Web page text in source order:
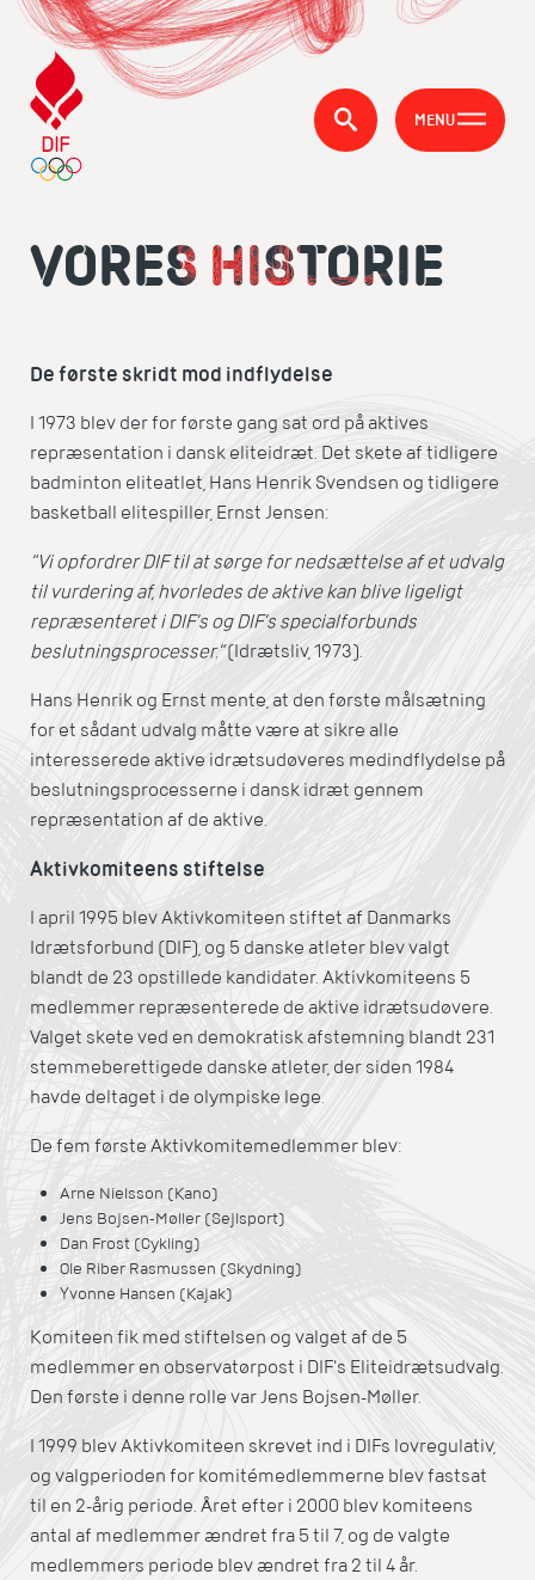
MENU
VORES HISTORIE
De første skridt mod indflydelse
I 1973 blev der for første gang sat ord på aktives
repræsentation i dansk eliteidræt. Det skete af tidligere
badminton eliteatlet, Hans Henrik Svendsen og tidligere
basketball elitespiller, Ernst Jensen:
”Vi opfordrer DIF til at sørge for nedsættelse af et udvalg
til vurdering af, hvorledes de aktive kan blive ligeligt
repræsenteret i DIF’s og DIF’s specialforbunds
beslutningsprocesser.”(Idrætsliv, 1973).
Hans Henrik og Ernst mente, at den første målsætning
for et sådant udvalg måtte være at sikre alle
interesserede aktive idrætsudøveres medindflydelse på
beslutningsprocesserne i dansk idræt gennem
repræsentation af de aktive.
Aktivkomiteens stiftelse
I april 1995 blev Aktivkomiteen stiftet af Danmarks
Idrætsforbund (DIF), og 5 danske atleter blev valgt
blandt de 23 opstillede kandidater. Aktivkomiteens 5
medlemmer repræsenterede de aktive idrætsudøvere.
Valget skete ved en demokratisk afstemning blandt 231
stemmeberettigede danske atleter, der siden 1984
havde deltaget i de olympiske lege.
De fem første Aktivkomitemedlemmer blev:
Arne Nielsson (Kano)
Jens Bojsen-Møller (Sejlsport)
Dan Frost (Cykling)
Ole Riber Rasmussen (Skydning)
Yvonne Hansen (Kajak)
Komiteen fik med stiftelsen og valget af de 5
medlemmer en observatørpost i DIF's Eliteidrætsudvalg.
Den første i denne rolle var Jens Bojsen-Møller.
I 1999 blev Aktivkomiteen skrevet ind i DIFs lovregulativ,
og valgperioden for komitémedlemmerne blev fastsat
til en 2-årig periode. Året efter i 2000 blev komiteens
antal af medlemmer ændret fra 5 til 7, og de valgte
medlemmers periode blev ændret fra 2 til 4 år.